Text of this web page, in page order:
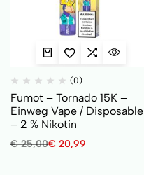
(0)
Fumot – Tornado 15K –
Einweg Vape / Disposable
– 2 % Nikotin
€25,00€ 20,99